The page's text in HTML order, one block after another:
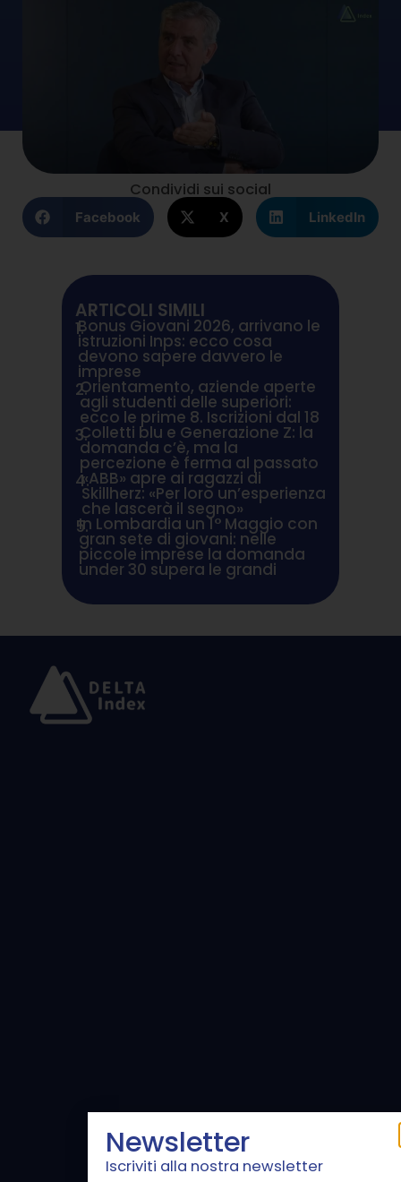
Condividi sui social
Facebook X LinkedIn
ARTICOLI SIMILI
1.
Bonus Giovani 2026, arrivano le
istruzioni Inps: ecco cosa
devono sapere davvero le
imprese
2.
Orientamento, aziende aperte
agli studenti delle superiori:
ecco le prime 8. Iscrizioni dal 18
3.
Colletti blu e Generazione Z: la
domanda c’è, ma la
percezione è ferma al passato
4.«ABB» apre ai ragazzi di
Skillherz: «Per loro un’esperienza
che lascerà il segno»
5.
In Lombardia un 1° Maggio con
gran sete di giovani: nelle
piccole imprese la domanda
under 30 supera le grandi
Newsletter
Iscriviti alla nostra newsletter